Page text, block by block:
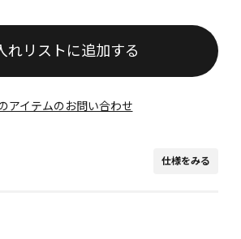
れリストに追加する
アイテムのお問い合わせ
仕様をみる